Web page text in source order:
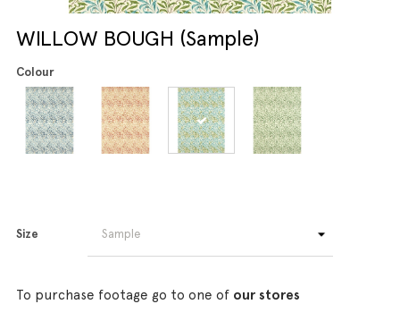
WILLOW BOUGH (Sample)
Colour
Size
To purchase footage go to one of our stores